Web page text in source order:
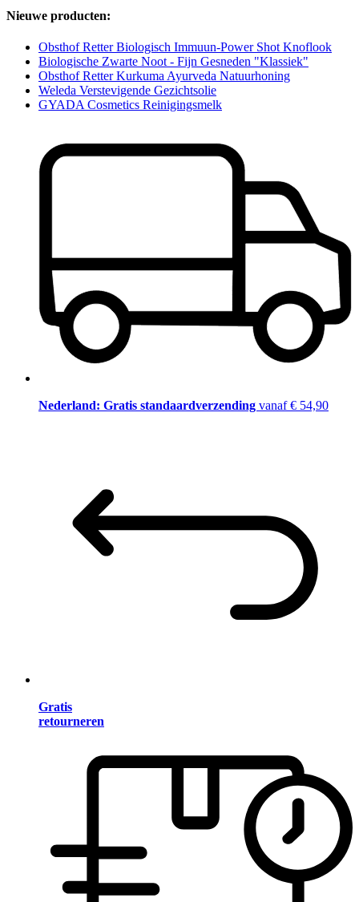
Nieuwe producten:
Obsthof Retter Biologisch Immuun-Power Shot Knoflook
Biologische Zwarte Noot - Fijn Gesneden "Klassiek"
Obsthof Retter Kurkuma Ayurveda Natuurhoning
Weleda Verstevigende Gezichtsolie
GYADA Cosmetics Reinigingsmelk
Nederland: Gratis standaardverzending vanaf € 54,90
Gratis
retourneren